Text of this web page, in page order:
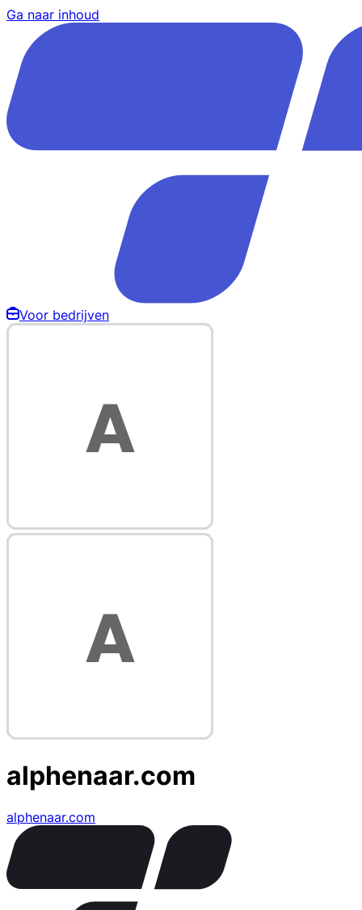
Ga naar inhoud
Voor bedrijven
alphenaar.com
alphenaar.com